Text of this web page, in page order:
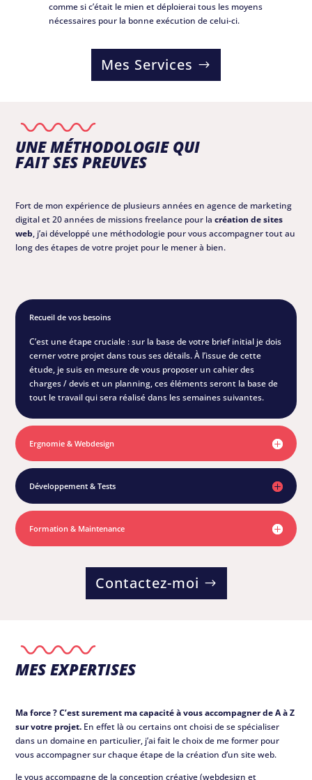
PASSIONNÉ
IMPLIQUÉ
comme si c’était le mien et déploierai tous les moyens
nécessaires pour la bonne exécution de celui-ci.
Mes Services
UNE MÉTHODOLOGIE QUI
FAIT SES PREUVES
Fort de mon expérience de plusieurs années en agence de marketing
digital et 20 années de missions freelance pour lacréation de sites
web, j’ai développé une méthodologie pour vous accompagner tout au
long des étapes de votre projet pour le mener à bien.
Recueil de vos besoins
C’est une étape cruciale : sur la base de votre brief initial je dois
cerner votre projet dans tous ses détails. À l’issue de cette
étude, je suis en mesure de vous proposer un cahier des
charges / devis et un planning, ces éléments seront la base de
tout le travail qui sera réalisé dans les semaines suivantes.
Ergnomie & Webdesign
Développement & Tests
Formation & Maintenance
Contactez-moi
MES EXPERTISES
Ma force ? C’est surement ma capacité à vous accompagner de A à Z
sur votre projet. En effet là ou certains ont choisi de se spécialiser
dans un domaine en particulier, j’ai fait le choix de me former pour
vous accompagner sur chaque étape de la création d’un site web.
Je vous accompagne de la conception créative (webdesign et